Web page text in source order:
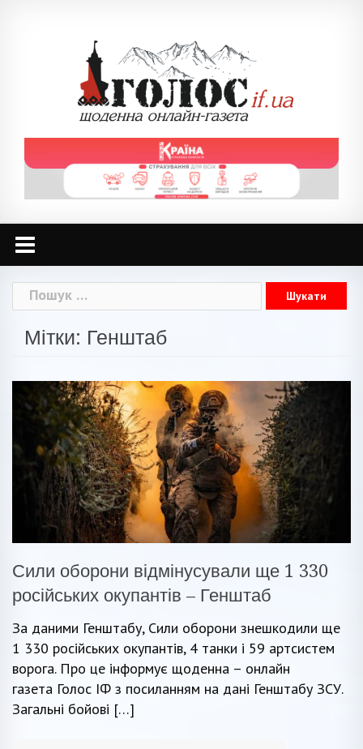
Пошук:
Мітки: Генштаб
Сили оборони відмінусували ще 1 330
російських окупантів – Генштаб
За даними Генштабу, Сили оборони знешкодили ще
1 330 російських окупантів, 4 танки і 59 артсистем
ворога. Про це інформує щоденна – онлайн
газета Голос ІФ з посиланням на дані Генштабу ЗСУ.
Загальні бойові […]